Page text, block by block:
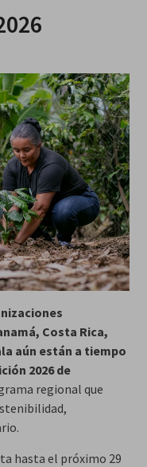
Costa Rica,
aún están a tiempo
2026 de
regional que
hasta el próximo 29